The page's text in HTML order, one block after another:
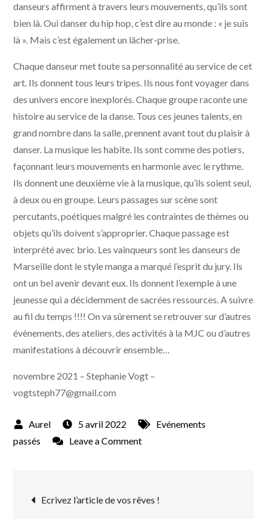
danseurs affirment à travers leurs mouvements, qu’ils sont
bien là. Oui danser du hip hop, c’est dire au monde : « je suis
là ». Mais c’est également un lâcher-prise.
Chaque danseur met toute sa personnalité au service de cet
art. Ils donnent tous leurs tripes. Ils nous font voyager dans
des univers encore inexplorés. Chaque groupe raconte une
histoire au service de la danse. Tous ces jeunes talents, en
grand nombre dans la salle, prennent avant tout du plaisir à
danser. La musique les habite. Ils sont comme des potiers,
façonnant leurs mouvements en harmonie avec le rythme.
Ils donnent une deuxième vie à la musique, qu’ils soient seul,
à deux ou en groupe. Leurs passages sur scène sont
percutants, poétiques malgré les contraintes de thèmes ou
objets qu’ils doivent s’approprier. Chaque passage est
interprété avec brio. Les vainqueurs sont les danseurs de
Marseille dont le style manga a marqué l’esprit du jury. Ils
ont un bel avenir devant eux. Ils donnent l’exemple à une
jeunesse qui a décidemment de sacrées ressources. A suivre
au fil du temps !!!! On va sûrement se retrouver sur d’autres
évènements, des ateliers, des activités à la MJC ou d’autres
manifestations à découvrir ensemble…
novembre 2021 – Stephanie Vogt –
vogtsteph77@gmail.com
5 avril 2022
Evénements
passés
Leave a Commenton
l’Y
Navigation
Ecrivez l’article de vos rêves !